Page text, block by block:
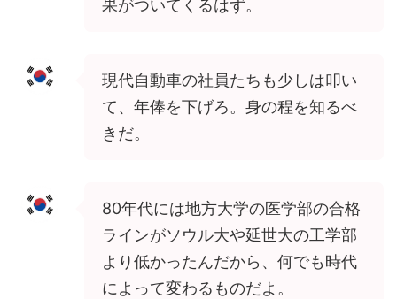
果がついてくるはず。
現代自動車の社員たちも少しは叩い
て、年俸を下げろ。身の程を知るべ
きだ。
80年代には地方大学の医学部の合格
ラインがソウル大や延世大の工学部
より低かったんだから、何でも時代
によって変わるものだよ。